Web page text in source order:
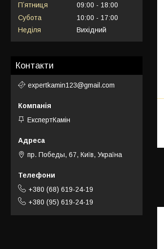
Пʼятниця
09:00
18:00
Субота
10:00
17:00
Неділя
Вихідний
Контакти
expertkamin123@gmail.com
ЕкспертКамін
пр. Победы, 67, Київ, Україна
+380 (68) 619-24-19
+380 (95) 619-24-19